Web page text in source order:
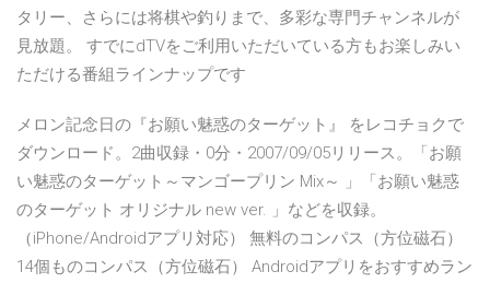
タリー、さらには将棋や釣りまで、多彩な専門チャンネルが
見放題。 すでにdTVをご利用いただいている方もお楽しみい
ただける番組ラインナップです
メロン記念日の『お願い魅惑のターゲット』 をレコチョクで
ダウンロード。2曲収録・0分・2007/09/05リリース。「お願
い魅惑のターゲット～マンゴープリン Mix～ 」「お願い魅惑
のターゲット オリジナル new ver. 」などを収録。
（iPhone/Androidアプリ対応） 無料のコンパス（方位磁石）
14個ものコンパス（方位磁石） Androidアプリをおすすめラン